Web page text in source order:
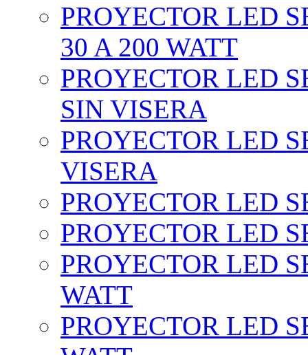
PROYECTOR LED
30 A 200 WATT
PROYECTOR LED
SIN VISERA
PROYECTOR LED
VISERA
PROYECTOR LED
PROYECTOR LED
PROYECTOR LED
WATT
PROYECTOR LED